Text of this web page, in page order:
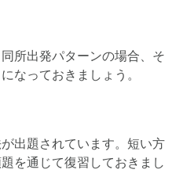
所出発パターンの場合、そ
なっておきましょう。
出題されています。短い方
を通じて復習しておきまし